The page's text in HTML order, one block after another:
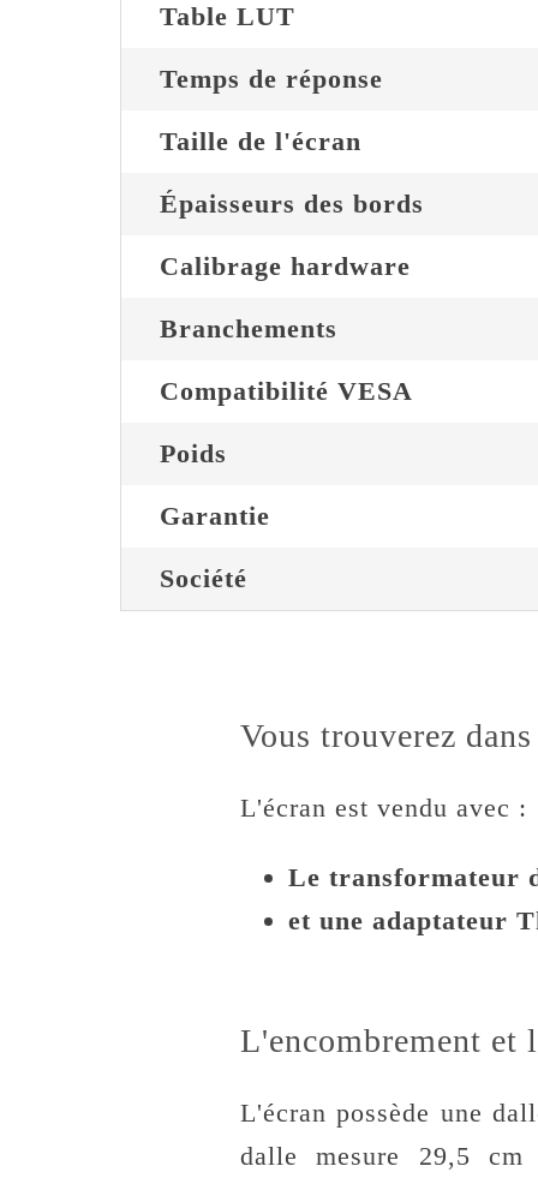
Table LUT
Temps de réponse
Taille de l'écran
Épaisseurs des bords
Calibrage hardware
Branchements
Compatibilité VESA
Poids
Garantie
Société
Vous trouverez
L'écran est vendu avec :
Le transformateur
et une adaptateur
L'encombrement et
L'écran possède une
dalle mesure 29,5